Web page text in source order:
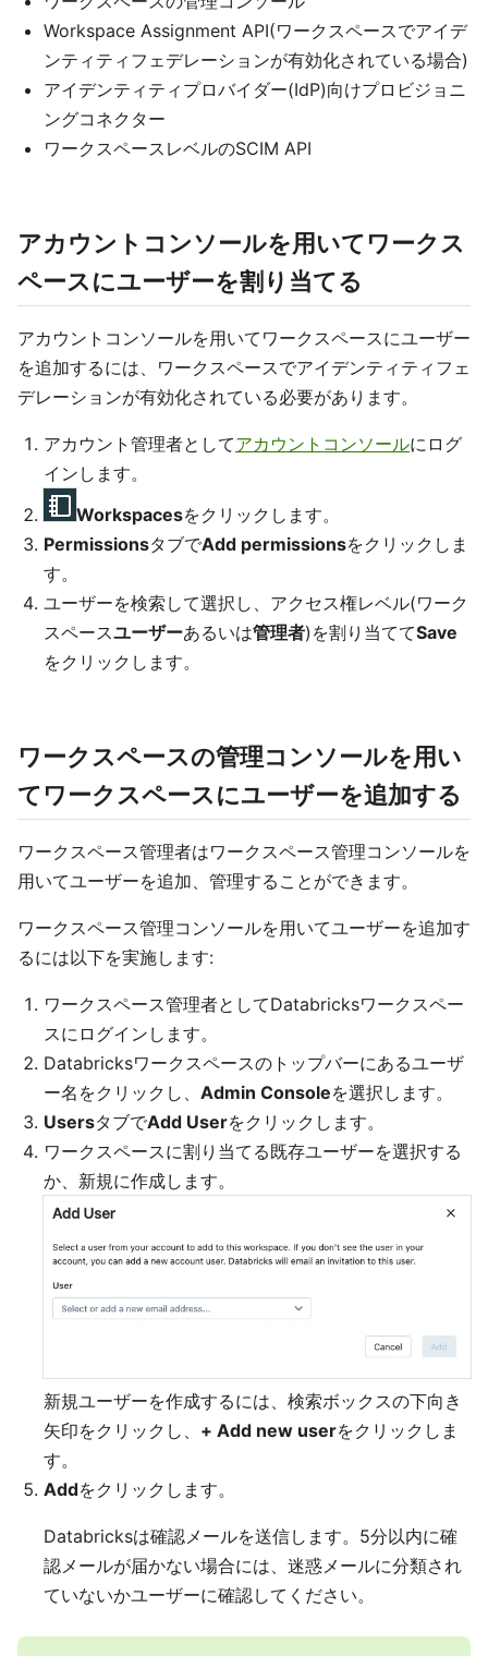
Workspace Assignment API(ワークスペースでアイデ
ンティティフェデレーションが有効化されている場合)
アイデンティティプロバイダー(IdP)向けプロビジョニ
ングコネクター
ワークスペースレベルのSCIM API
アカウントコンソールを用いてワークス
ペースにユーザーを割り当てる
アカウントコンソールを用いてワークスペースにユーザー
を追加するには、ワークスペースでアイデンティティフェ
デレーションが有効化されている必要があります。
アカウント管理者としてアカウントコンソールにログ
インします。
Workspacesをクリックします。
PermissionsタブでAdd permissionsをクリックしま
す。
ユーザーを検索して選択し、アクセス権レベル(ワーク
スペースユーザーあるいは管理者)を割り当ててSave
をクリックします。
ワークスペースの管理コンソールを用い
てワークスペースにユーザーを追加する
ワークスペース管理者はワークスペース管理コンソールを
用いてユーザーを追加、管理することができます。
ワークスペース管理コンソールを用いてユーザーを追加す
るには以下を実施します:
ワークスペース管理者としてDatabricksワークスペー
スにログインします。
Databricksワークスペースのトップバーにあるユーザ
ー名をクリックし、 Admin Consoleを選択します。
UsersタブでAdd Userをクリックします。
ワークスペースに割り当てる既存ユーザーを選択する
か、新規に作成します。
新規ユーザーを作成するには、検索ボックスの下向き
矢印をクリックし、 + Add new userをクリックしま
す。
Addをクリックします。
Databricksは確認メールを送信します。5分以内に確
認メールが届かない場合には、迷惑メールに分類され
ていないかユーザーに確認してください。